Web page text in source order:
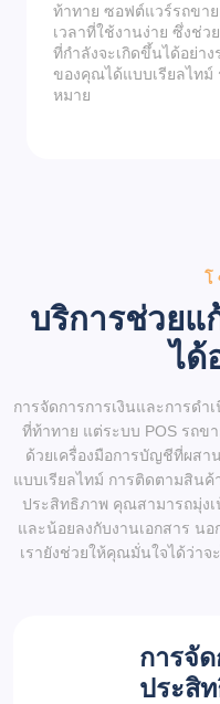
ท้าทาย ซอฟต์แวร์รถขาย
เวลาที่ใช้งานง่าย ซึ่งช่ว
ที่กำลังจะเกิดขึ้นได้อย่า
ของคุณได้แบบเรียลไทม์
หมาย
บริการช่วย
ได้
การจัดการการเงินและการดำ
ที่ท้าทาย แต่ระบบ POS รถข
ด้วยเครื่องมือการบัญชีที่ผสา
แบบเรียลไทม์ การติดตามสิน
ประสิทธิภาพ คุณสามารถมุ่ง
และน้อยลงกับงานเอกสาร น
เรายังช่วยให้คุณมั่นใจได้ว่าจ
การจั
ประสิ